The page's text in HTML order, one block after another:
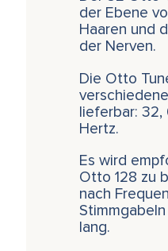
der Ebene
Haaren und
der Nerven.
Die Otto
lieferbar: 32,
Hertz.
Es wird
Otto 128 zu
nach
lang.